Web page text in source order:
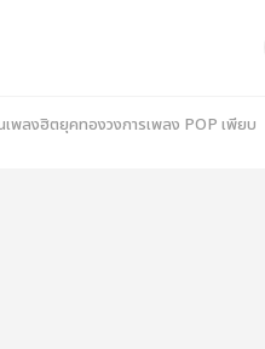
พลงฮิตยุคทองวงการเพลง POP เพียบ